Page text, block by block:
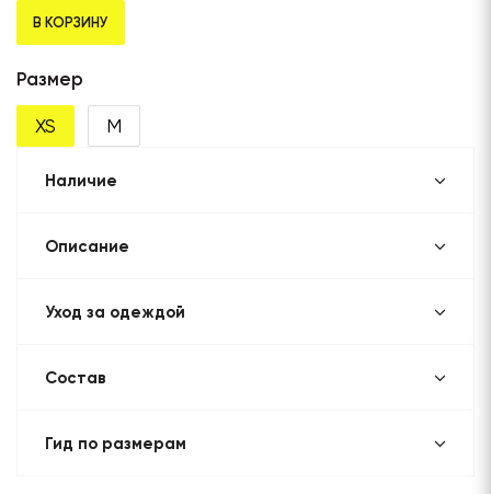
В КОРЗИНУ
Размер
XS M
Наличие
Описание
Уход за одеждой
Состав
Гид по размерам